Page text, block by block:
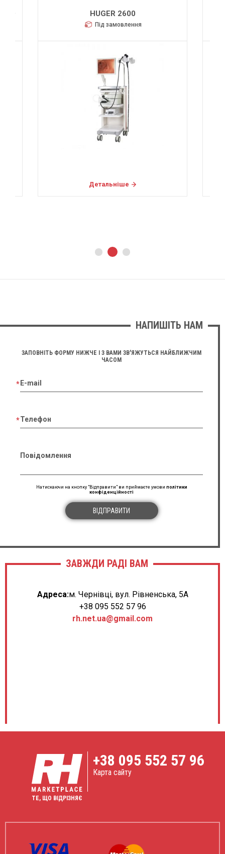
HUGER 2600
Під замовлення
Детальніше
НАПИШІТЬ НАМ
ЗАПОВНІТЬ ФОРМУ НИЖЧЕ І З ВАМИ ЗВ'ЯЖУТЬСЯ НАЙБЛИЖЧИМ
ЧАСОМ
E-mail
Телефон
Повідомлення
Натискаючи на кнопку "Відправити" ви приймаєте умови політики
конфіденційності
ВІДПРАВИТИ
ЗАВЖДИ РАДІ ВАМ
Адреса:м. Чернівці, вул. Рівненська, 5А
+38 095 552 57 96
rh.net.ua@gmail.com
ТЕ, ЩО ВІДРІЗНЯЄ
+38 095 552 57 96
Карта сайту